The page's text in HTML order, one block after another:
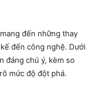
đến những thay
đến công nghệ. Dưới
đáng chú ý, kèm so
mức độ đột phá.